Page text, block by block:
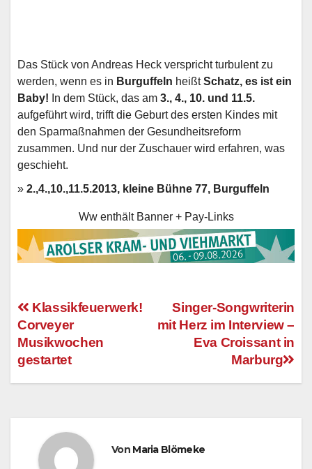
Das Stück von Andreas Heck verspricht turbulent zu
werden, wenn es in Burguffeln heißtSchatz, es ist ein
Baby! In dem Stück, das am 3., 4., 10. und 11.5.
aufgeführt wird, trifft die Geburt des ersten Kindes mit
den Sparmaßnahmen der Gesundheitsreform
zusammen. Und nur der Zuschauer wird erfahren, was
geschieht.
» 2.,4.,10.,11.5.2013, kleine Bühne 77, Burguffeln
Ww enthält Banner + Pay-Links
Beitragsnavigation
Singer-Songwriterin
mit Herz im Interview –
Eva Croissant in
Marburg
Klassikfeuerwerk!
Corveyer
Musikwochen
gestartet
Von Maria Blömeke